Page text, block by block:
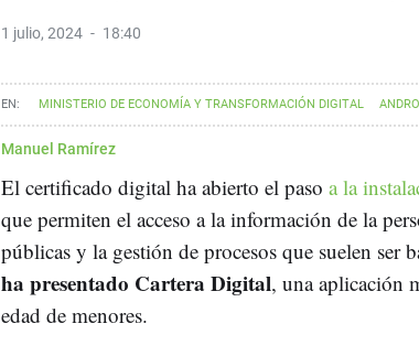
1 julio, 2024 18:40
MINISTERIO DE ECONOMÍA Y TRANSFORMACIÓN DIGITAL
JOSE LUIS ESCRIVÁ BELMONTE
Manuel Ramírez
El certificado digital ha abierto el paso a la
que permiten el acceso a la información de la
públicas y la gestión de procesos que suelen ser
ha presentado Cartera Digital, una aplicación
edad de menores.